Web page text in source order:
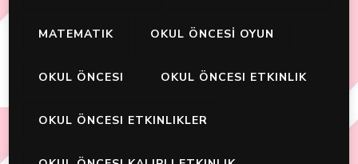
MATEMATIK OKUL ÖNCESİ OYUN
OKUL ÖNCESI OKUL ÖNCESI ETKINLIK
OKUL ÖNCESI ETKINLIKLER